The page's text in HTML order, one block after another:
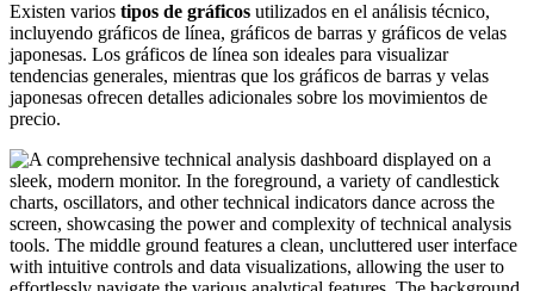
Existen varios tipos de gráficos utilizados en el análisis técnico,
incluyendo gráficos de línea, gráficos de barras y gráficos de velas
japonesas. Los gráficos de línea son ideales para visualizar
tendencias generales, mientras que los gráficos de barras y velas
japonesas ofrecen detalles adicionales sobre los movimientos de
precio.